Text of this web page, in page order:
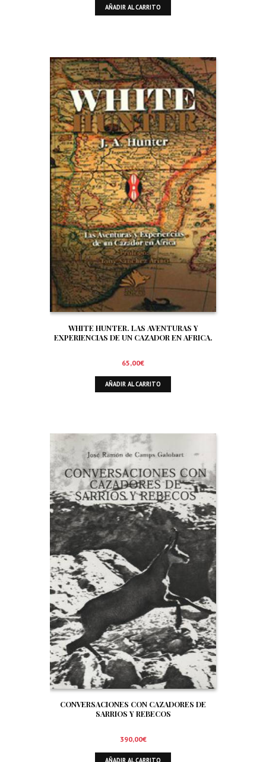
AÑADIR AL CARRITO
WHITE HUNTER. LAS AVENTURAS Y
EXPERIENCIAS DE UN CAZADOR EN AFRICA.
65,00€
AÑADIR AL CARRITO
CONVERSACIONES CON CAZADORES DE
SARRIOS Y REBECOS
390,00€
AÑADIR AL CARRITO